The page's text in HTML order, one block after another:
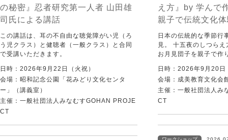
の秘密』忍者研究第一人者 山田雄
司氏による講話
この講話は、耳の不自由な聴覚障がい児（ろ
う児クラス）と健聴者（一般クラス）と合同
で受講いただきます。
日時：2026年9月22日（火祝）
会場：昭和記念公園「花みどり文化センタ
ー」（講義室）
主催：一般社団法人みなむすGOHAN PROJE
CT
え方』by 学んで
親子で伝統文化
日本の伝統的な季節行
見。 十五夜のしつら
お月見団子を親子で作
日時：2026年9月20日
会場：成美教育文化会
主催：一般社団法人み
CT